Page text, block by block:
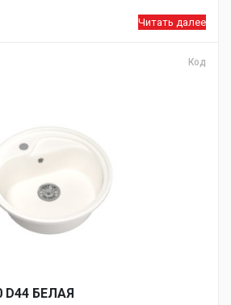
Читать далее
Код
D44 БЕЛАЯ